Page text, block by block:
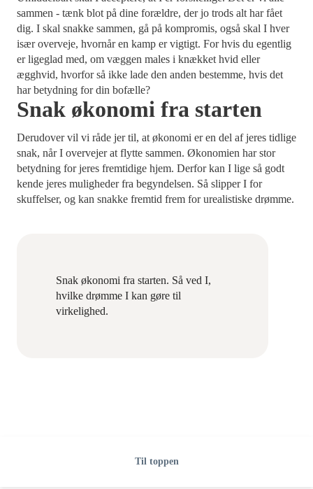
sammen - tænk blot på dine forældre, der jo trods alt har fået
dig. I skal snakke sammen, gå på kompromis, også skal I hver
især overveje, hvornår en kamp er vigtigt. For hvis du egentlig
er ligeglad med, om væggen males i knækket hvid eller
ægghvid, hvorfor så ikke lade den anden bestemme, hvis det
har betydning for din bofælle?
Snak økonomi fra starten
Derudover vil vi råde jer til, at økonomi er en del af jeres tidlige
snak, når I overvejer at flytte sammen. Økonomien har stor
betydning for jeres fremtidige hjem. Derfor kan I lige så godt
kende jeres muligheder fra begyndelsen. Så slipper I for
skuffelser, og kan snakke fremtid frem for urealistiske drømme.
Snak økonomi fra starten. Så ved I,
hvilke drømme I kan gøre til
virkelighed.
Til toppen